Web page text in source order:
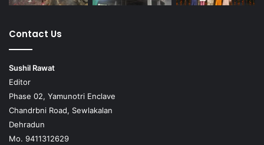
Contact Us
Sushil Rawat
Editor
Phase 02, Yamunotri Enclave
Chandrbni Road, Sewlakalan
Dehradun
Mo. 9411312629